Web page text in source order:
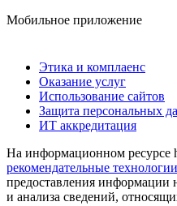
Мобильное приложение
Этика и комплаенс
Оказание услуг
Использование сайтов
Защита персональных
ИТ аккредитация
На информационном ресурсе
рекомендательные технологии
предоставления информации
и анализа сведений,